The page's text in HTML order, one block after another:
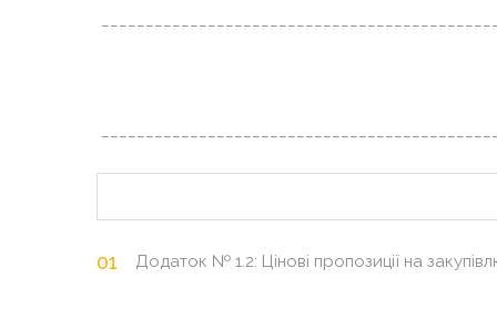
Додаток № 1.2: Цінові пропозиції на